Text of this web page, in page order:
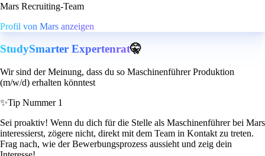
Mars Recruiting-Team
Profil von Mars anzeigen
StudySmarter Expertenrat🤫
Wir sind der Meinung, dass du so Maschinenführer Produktion
(m/w/d) erhalten könntest
✨Tip Nummer 1
Sei proaktiv! Wenn du dich für die Stelle als Maschinenführer bei Mars
interessierst, zögere nicht, direkt mit dem Team in Kontakt zu treten.
Frag nach, wie der Bewerbungsprozess aussieht und zeig dein